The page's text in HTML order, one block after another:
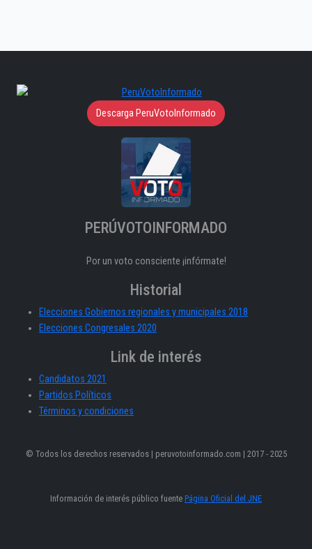
Descarga PeruVotoInformado
PERÚVOTOINFORMADO
Por un voto consciente ¡infórmate!
Historial
Elecciones Gobiernos regionales y municipales 2018
Elecciones Congresales 2020
Link de interés
Candidatos 2021
Partidos Políticos
Términos y condiciones
© Todos los derechos reservados | peruvotoinformado.com | 2017 - 2025
Información de interés público fuente Página Oficial del JNE